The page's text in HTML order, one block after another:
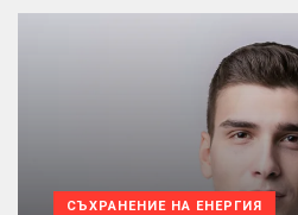
СЪХРАНЕНИЕ НА ЕНЕРГИЯ